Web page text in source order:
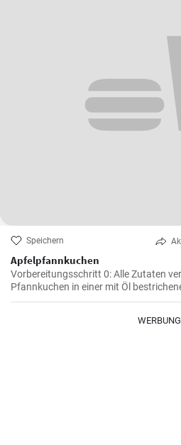
Speichern
Apfelpfannkuchen
Vorbereitungsschritt 0: Alle Zutaten
Pfannkuchen in einer mit Öl
braten.
WERBUNG